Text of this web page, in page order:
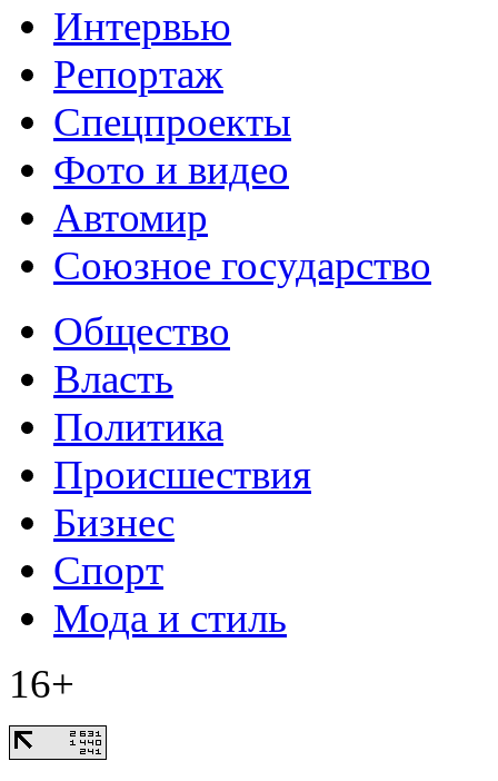
Интервью
Репортаж
Спецпроекты
Фото и видео
Автомир
Союзное государство
Общество
Власть
Политика
Происшествия
Бизнес
Спорт
Мода и стиль
16+